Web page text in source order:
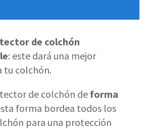
de colchón
: este dará una mejor
tu colchón.
de colchón de forma
forma bordea todos los
para una protección